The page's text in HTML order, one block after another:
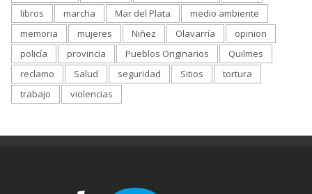
libros
marcha Mar del Plata
medio ambiente
memoria
mujeres Niñez Olavarría
opinion
policía
provincia Pueblos Originarios
Quilmes
reclamo
Salud seguridad Sitios
tortura
trabajo
violencias